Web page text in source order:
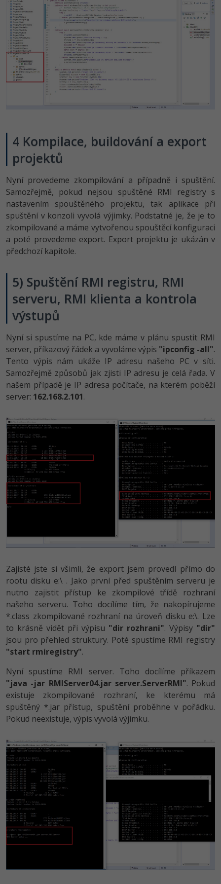
4 Kompilace, buildování a export
projektů
Nyní provedeme zkompilování a případně i spuštění.
Samozřejmě, pokud nejsou spuštěné RMI registry s
nastavením spouštěného projektu, tak aplikace při
spuštění v konzoli vyvolá výjimky. Podstatné je, že je to
zkompilované a máme vytvořenou spouštěcí konfiguraci
a poté provedeme export. Export projektu je ukázán v
předchozí kapitole.
5) Spuštění RMI registru, RMI
serveru, RMI klienta a kontrola
výstupů
Nyní si spustíme na PC, kde máme v plánu spustit RMI
server, příkazový řádek a vyvoláme výpis "ipconfig -all".
Tento výpis nám ukáže IP adresu našeho PC v síti.
Samozřejmě způsobů jak zjisti IP adresu je celá řada. V
našem případě je IP adresa počítače, na kterém poběží
server: 162.168.2.101.
Zajisté jste si všimli, že export jsem provedl přímo do
rootu disku e:\ . Jako první před spuštěním serveru je
nutno zajistit přístup ke zkompilové třídě rozhraní
našeho serveru. Toho docílíme tím, že nakopírujeme
*.class zkompilované rozhraní na úroveň disku e:\. Lze
to krásně vidět při výpisu "dir rozhrani". Výpisy "dir"
jsou pro přehled struktury. Poté spustíme RMI registry
"start rmiregistry".
Nyní spustíme RMI server. Toho docílíme příkazem
"java -jar RMIServer04.jar server.ServerRMI". Pokud
existuje zkompilované rozhraní, ke kterému má
spuštěný *.jar přístup, spuštění proběhne v pořádku.
Pokud neexistuje, výpis vyvolá výjimku.